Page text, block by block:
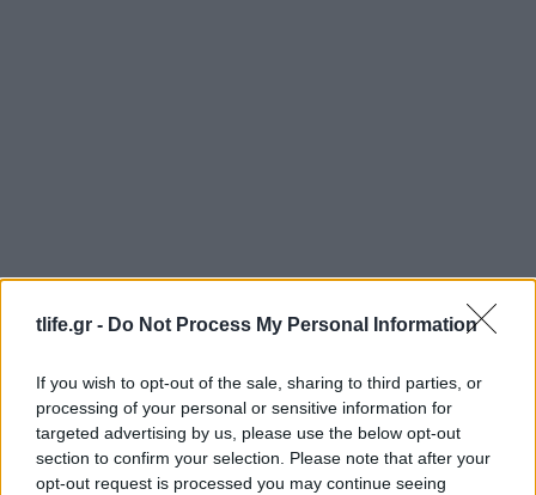
tlife.gr - Do Not Process My Personal Information
If you wish to opt-out of the sale, sharing to third parties, or
processing of your personal or sensitive information for
targeted advertising by us, please use the below opt-out
section to confirm your selection. Please note that after your
opt-out request is processed you may continue seeing
Η Βίκυ Καγιά στη Μύκονο με την μικρή
Μπιάνκα: Η δυνατή σχέση μητέρας και κόρης –
Φωτογραφίες
07.08.2026